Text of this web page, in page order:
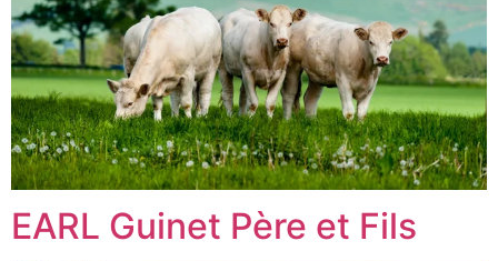
EARL Guinet Père et Fils